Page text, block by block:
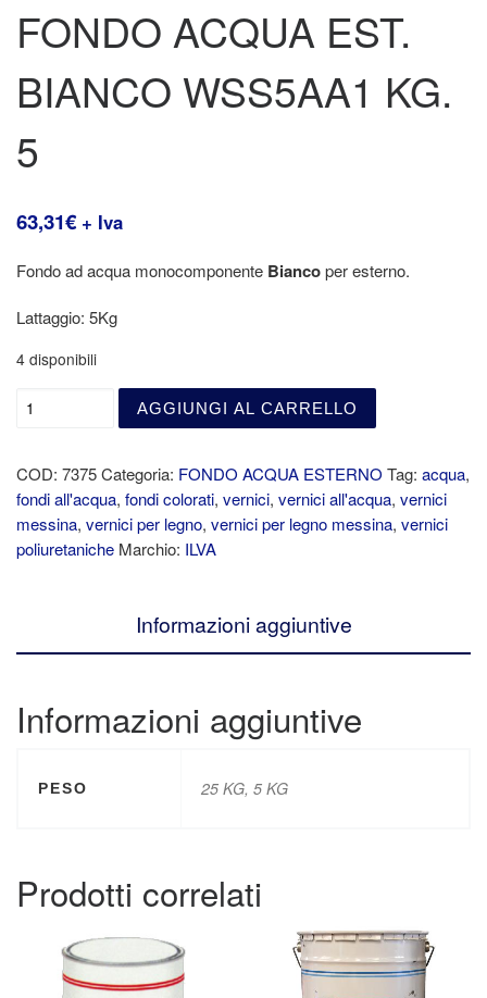
FONDO ACQUA EST.
BIANCO WSS5AA1 KG.
5
63,31€ + Iva
Fondo ad acqua monocomponente Biancoper esterno.
Lattaggio: 5Kg
4 disponibili
AGGIUNGI AL CARRELLO
COD: 7375Categoria: FONDO ACQUA ESTERNO Tag: acqua,
fondi all'acqua, fondi colorati, vernici, vernici all'acqua, vernici
messina, vernici per legno, vernici per legno messina, vernici
poliuretaniche Marchio: ILVA
Informazioni aggiuntive
Informazioni aggiuntive
PESO 25 KG, 5 KG
Prodotti correlati